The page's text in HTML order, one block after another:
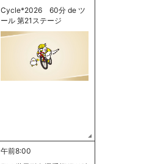
Cycle*2026 60分 de ツ
ール 第21ステージ
午前8:00